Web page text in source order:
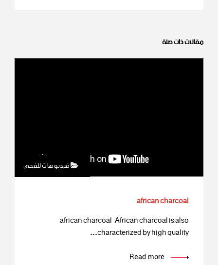
مقالات ذات صلة
فيدبوهات للفحم
african charcoal
african charcoal African charcoal is also
characterized by high quality…
Read more